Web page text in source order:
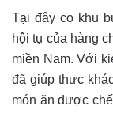
Tại đây co khu
hội tụ của hàng
miền Nam. Với
đã giúp thực
món ăn được